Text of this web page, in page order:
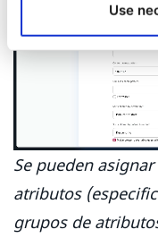
Use
Se pueden
atributos
grupos de